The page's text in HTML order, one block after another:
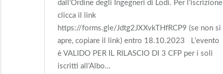
dall’Ordine degli Ingegneri di Lodi. Per l’iscrizione
clicca il link
https://forms.gle/Jdtg2JXXvkTHfRCP9 (se non si
apre, copiare il link) entro 18.10.2023 L’evento
è VALIDO PER IL RILASCIO DI 3 CFP per i soli
iscritti all’Albo…